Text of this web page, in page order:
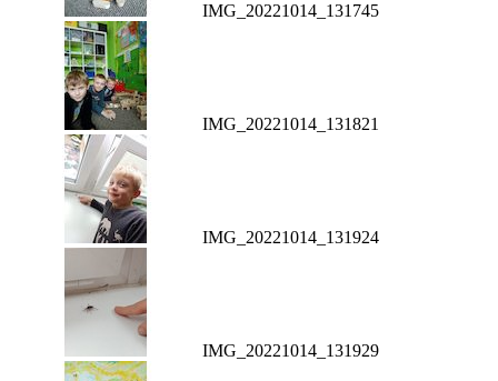
IMG_20221014_131745
IMG_20221014_131821
IMG_20221014_131924
IMG_20221014_131929